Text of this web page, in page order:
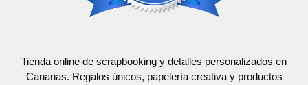
Tienda online de scrapbooking y detalles personalizados en
Canarias. Regalos únicos, papelería creativa y productos